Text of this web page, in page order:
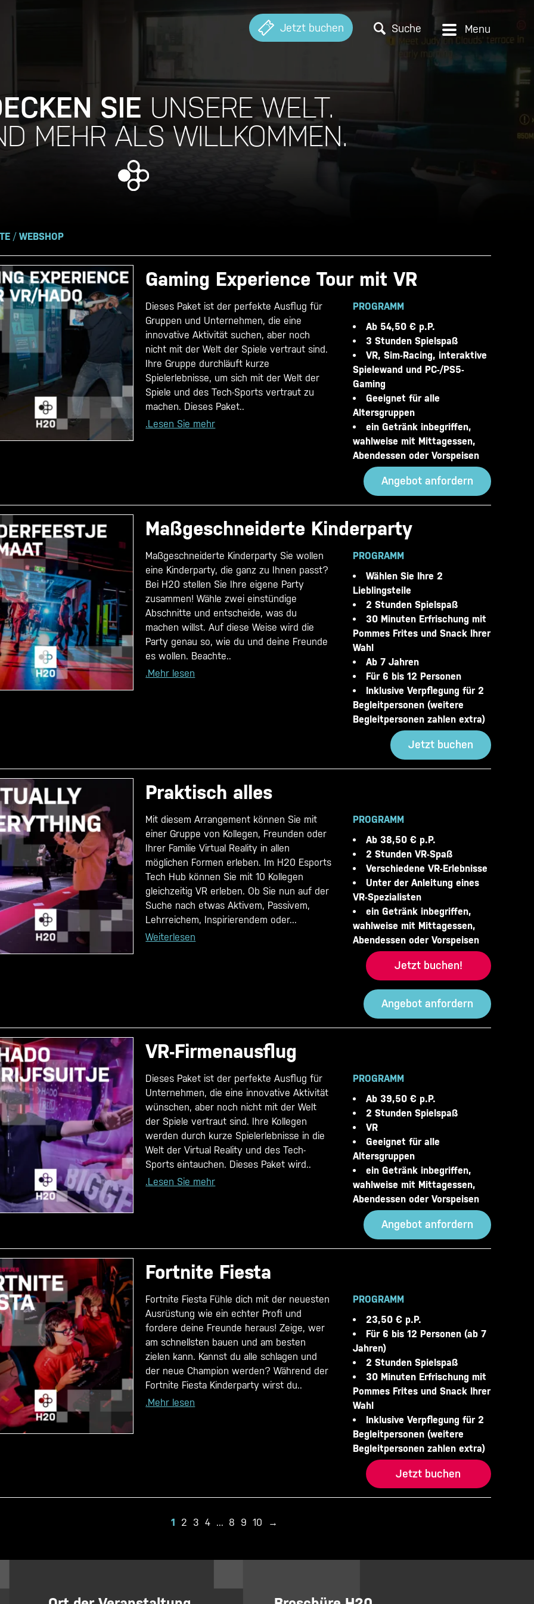
Jetzt buchen Suche
SIE UNSERE WELT.
MEHR ALS WILLKOMMEN.
/ WEBSHOP
Gaming Experience Tour mit VR
Dieses Paket ist der perfekte Ausflug für
Gruppen und Unternehmen, die eine
innovative Aktivität suchen, aber noch
nicht mit der Welt der Spiele vertraut sind.
Ihre Gruppe durchläuft kurze
Spielerlebnisse, um sich mit der Welt der
Spiele und des Tech-Sports vertraut zu
machen. Dieses Paket..
.Lesen Sie mehr
PROGRAMM
Ab 54,50 € p.P.
3 Stunden Spielspaß
VR, Sim-Racing, interaktive
Spielewand und PC-/PS5-
Gaming
Geeignet für alle
Altersgruppen
ein Getränk inbegriffen,
wahlweise mit Mittagessen,
Abendessen oder Vorspeisen
Angebot anfordern
Maßgeschneiderte Kinderparty
Maßgeschneiderte Kinderparty Sie wollen
eine Kinderparty, die ganz zu Ihnen passt?
Bei H20 stellen Sie Ihre eigene Party
zusammen! Wähle zwei einstündige
Abschnitte und entscheide, was du
machen willst. Auf diese Weise wird die
Party genau so, wie du und deine Freunde
es wollen. Beachte..
.Mehr lesen
PROGRAMM
Wählen Sie Ihre 2
Lieblingsteile
2 Stunden Spielspaß
30 Minuten Erfrischung mit
Pommes Frites und Snack Ihrer
Wahl
Ab 7 Jahren
Für 6 bis 12 Personen
Inklusive Verpflegung für 2
Begleitpersonen (weitere
Begleitpersonen zahlen extra)
Jetzt buchen
Praktisch alles
Mit diesem Arrangement können Sie mit
einer Gruppe von Kollegen, Freunden oder
Ihrer Familie Virtual Reality in allen
möglichen Formen erleben. Im H20 Esports
Tech Hub können Sie mit 10 Kollegen
gleichzeitig VR erleben. Ob Sie nun auf der
Suche nach etwas Aktivem, Passivem,
Lehrreichem, Inspirierendem oder...
Weiterlesen
PROGRAMM
Ab 38,50 € p.P.
2 Stunden VR-Spaß
Verschiedene VR-Erlebnisse
Unter der Anleitung eines
VR-Spezialisten
ein Getränk inbegriffen,
wahlweise mit Mittagessen,
Abendessen oder Vorspeisen
Jetzt buchen!
Angebot anfordern
VR-Firmenausflug
Dieses Paket ist der perfekte Ausflug für
Unternehmen, die eine innovative Aktivität
wünschen, aber noch nicht mit der Welt
der Spiele vertraut sind. Ihre Kollegen
werden durch kurze Spielerlebnisse in die
Welt der Virtual Reality und des Tech-
Sports eintauchen. Dieses Paket wird..
.Lesen Sie mehr
PROGRAMM
Ab 39,50 € p.P.
2 Stunden Spielspaß
VR
Geeignet für alle
Altersgruppen
ein Getränk inbegriffen,
wahlweise mit Mittagessen,
Abendessen oder Vorspeisen
Angebot anfordern
Fortnite Fiesta
Fortnite Fiesta Fühle dich mit der neuesten
Ausrüstung wie ein echter Profi und
fordere deine Freunde heraus! Zeige, wer
am schnellsten bauen und am besten
zielen kann. Kannst du alle schlagen und
der neue Champion werden? Während der
Fortnite Fiesta Kinderparty wirst du..
.Mehr lesen
PROGRAMM
23,50 € p.P.
Für 6 bis 12 Personen (ab 7
Jahren)
2 Stunden Spielspaß
30 Minuten Erfrischung mit
Pommes Frites und Snack Ihrer
Wahl
Inklusive Verpflegung für 2
Begleitpersonen (weitere
Begleitpersonen zahlen extra)
Jetzt buchen
1 2 3 4 ... 8 9 10 →